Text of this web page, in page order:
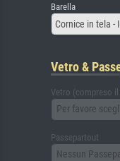
Barella
Cornice in tela -
Vetro &
Vetro (compreso
Per favore scegli
Passepartout
Nessun